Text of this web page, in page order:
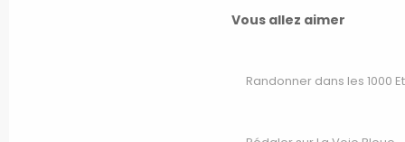
Vous allez aimer
Randonner dans les 1000